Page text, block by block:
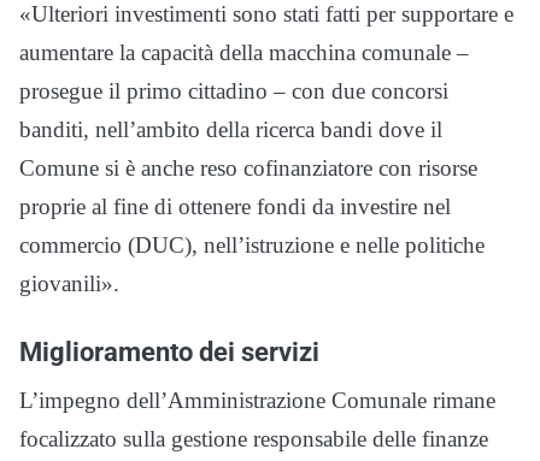
«Ulteriori investimenti sono stati fatti per supportare e
aumentare la capacità della macchina comunale –
prosegue il primo cittadino – con due concorsi
banditi, nell’ambito della ricerca bandi dove il
Comune si è anche reso cofinanziatore con risorse
proprie al fine di ottenere fondi da investire nel
commercio (DUC), nell’istruzione e nelle politiche
giovanili».
Miglioramento dei servizi
L’impegno dell’Amministrazione Comunale rimane
focalizzato sulla gestione responsabile delle finanze